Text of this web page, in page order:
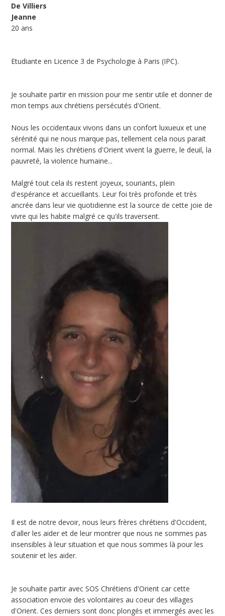
De Villiers
Jeanne
20 ans
Etudiante en Licence 3 de Psychologie à Paris (IPC).
Je souhaite partir en mission pour me sentir utile et donner de
mon temps aux chrétiens persécutés d'Orient.
Nous les occidentaux vivons dans un confort luxueux et une
sérénité qui ne nous marque pas, tellement cela nous parait
normal. Mais les chrétiens d'Orient vivent la guerre, le deuil, la
pauvreté, la violence humaine...
Malgré tout cela ils restent joyeux, souriants, plein
d'espérance et accueillants. Leur foi très profonde et très
ancrée dans leur vie quotidienne est la source de cette joie de
vivre qui les habite malgré ce qu'ils traversent.
Il est de notre devoir, nous leurs frères chrétiens d'Occident,
d'aller les aider et de leur montrer que nous ne sommes pas
insensibles à leur situation et que nous sommes là pour les
soutenir et les aider.
Je souhaite partir avec SOS Chrétiens d'Orient car cette
association envoie des volontaires au coeur des villages
d'Orient. Ces derniers sont donc plongés et immergés avec les